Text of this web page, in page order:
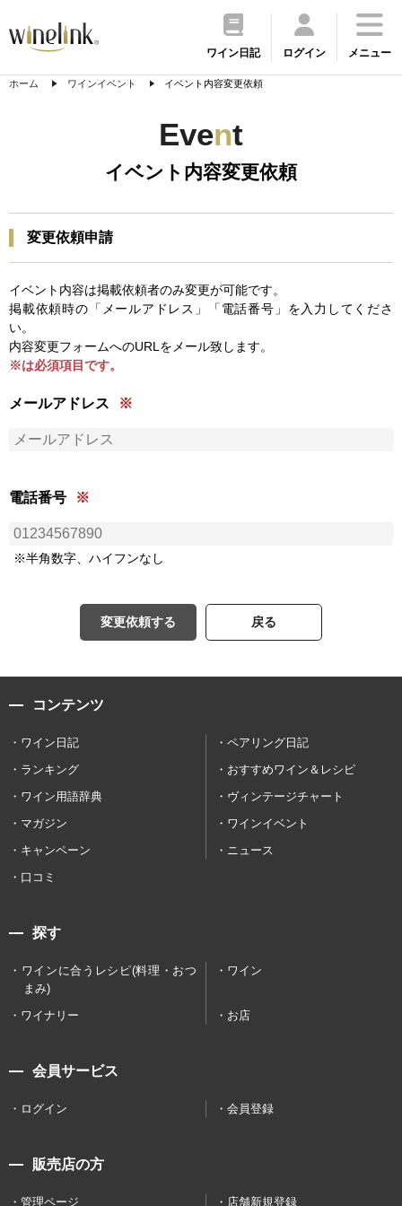
ワイン日記 ログイン メニュー
ホーム ワインイベント イベント内容変更依頼
Event
イベント内容変更依頼
変更依頼申請
イベント内容は掲載依頼者のみ変更が可能です。
掲載依頼時の「メールアドレス」「電話番号」を入力してくださ
い。
内容変更フォームへのURLをメール致します。
※は必須項目です。
メールアドレス
電話番号
※半角数字、ハイフンなし
変更依頼する 戻る
コンテンツ
ワイン日記
ペアリング日記
ランキング
おすすめワイン＆レシピ
ワイン用語辞典
ヴィンテージチャート
マガジン
ワインイベント
キャンペーン
ニュース
口コミ
探す
ワインに合うレシピ(料理・おつ
まみ)
ワイン
ワイナリー お店
会員サービス
ログイン 会員登録
販売店の方
管理ページ 店舗新規登録